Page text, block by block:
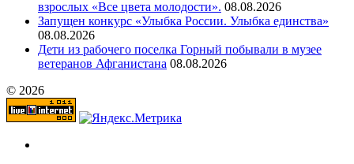
взрослых «Все цвета молодости». 08.08.2026
Запущен конкурс «Улыбка России. Улыбка единства»
08.08.2026
Дети из рабочего поселка Горный побывали в музее
ветеранов Афганистана 08.08.2026
© 2026